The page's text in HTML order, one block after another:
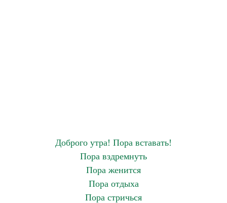
Доброго утра! Пора вставать!
Пора вздремнуть
Пора женится
Пора отдыха
Пора стричься